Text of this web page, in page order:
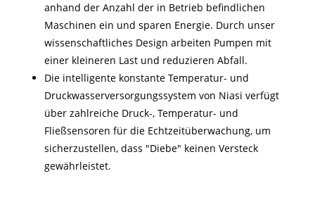
anhand der Anzahl der in Betrieb befindlichen
Maschinen ein und sparen Energie. Durch unser
wissenschaftliches Design arbeiten Pumpen mit
einer kleineren Last und reduzieren Abfall.
Die intelligente konstante Temperatur- und
Druckwasserversorgungssystem von Niasi verfügt
über zahlreiche Druck-, Temperatur- und
Fließsensoren für die Echtzeitüberwachung, um
sicherzustellen, dass "Diebe" keinen Versteck
gewährleistet.